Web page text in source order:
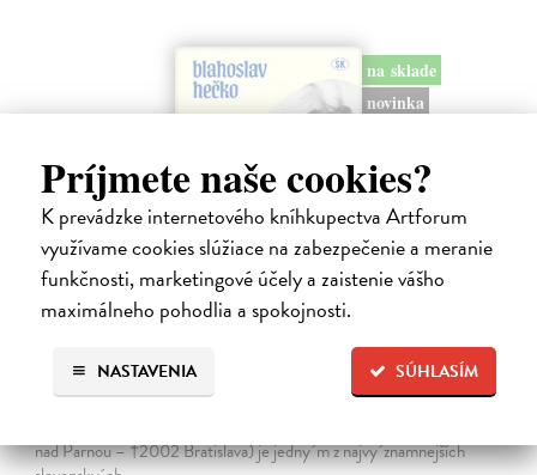
Príjmete naše cookies?
K prevádzke internetového kníhkupectva Artforum
využívame cookies slúžiace na zabezpečenie a meranie
funkčnosti, marketingové účely a zaistenie vášho
maximálneho pohodlia a spokojnosti.
SÚHLASÍM
NASTAVENIA
na sklade
novinka
Hečko Blahoslav| Kniha
„Nádherná kniha o úskaliach prekladateľského remesla a bohatstve
nad Parnou – †2002 Bratislava) je jedny´m z najvy´znamnejších